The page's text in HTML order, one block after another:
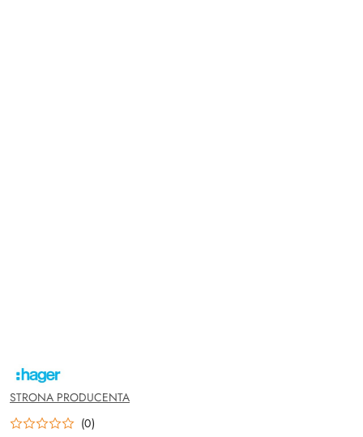
NAZWA
PRODUCENTA:
HAGER
STRONA PRODUCENTA
(0)